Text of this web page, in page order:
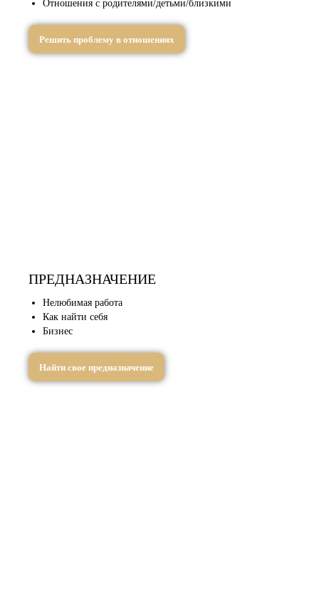
Отношения с родителями/детьми/близкими
Решить проблему в отношениях
ПРЕДНАЗНАЧЕНИЕ
Нелюбимая работа
Как найти себя
Бизнес
Найти свое предназначение